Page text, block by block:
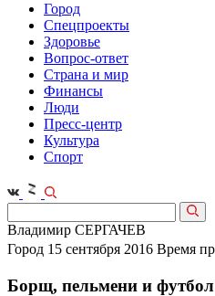
Город
Спецпроекты
Здоровье
Вопрос-ответ
Страна и мир
Финансы
Люди
Пресс-центр
Культура
Спорт
Владимир СЕРГАЧЕВ
Город 15 сентября 2016 Время
Борщ, пельмени и футбол